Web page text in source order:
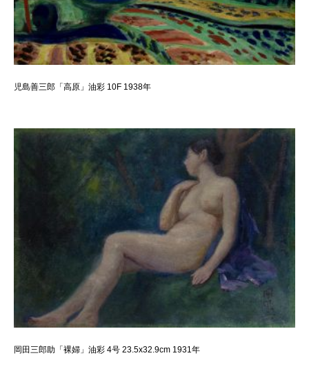
児島善三郎「高原」油彩 10F 1938年
岡田三郎助「裸婦」油彩 4号 23.5x32.9cm 1931年